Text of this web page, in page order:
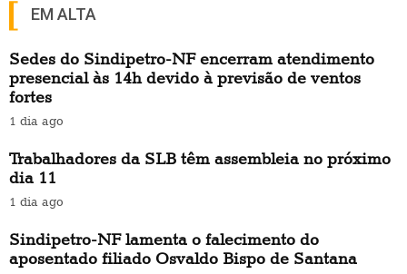
EM ALTA
Sedes do Sindipetro-NF encerram atendimento
presencial às 14h devido à previsão de ventos
fortes
1 dia ago
Trabalhadores da SLB têm assembleia no próximo
dia 11
1 dia ago
Sindipetro-NF lamenta o falecimento do
aposentado filiado Osvaldo Bispo de Santana